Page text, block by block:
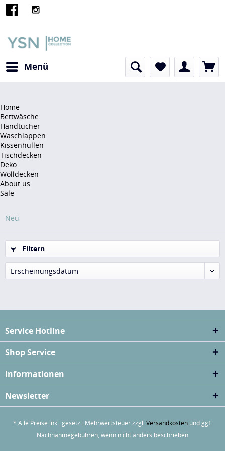
Menü
Home
Bettwäsche
Handtücher
Waschlappen
Kissenhüllen
Tischdecken
Deko
Wolldecken
About us
Sale
Neu
Filtern
Erscheinungsdatum
Service Hotline
Shop Service
Informationen
Newsletter
* Alle Preise inkl. gesetzl. Mehrwertsteuer zzgl. Versandkosten und ggf.
Nachnahmegebühren, wenn nicht anders beschrieben